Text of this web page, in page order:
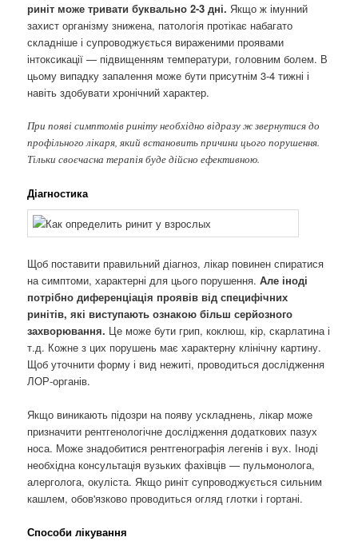
риніт може тривати буквально 2-3 дні. Якщо ж імунний
захист організму знижена, патологія протікає набагато
складніше і супроводжується вираженими проявами
інтоксикації — підвищенням температури, головним болем. В
цьому випадку запалення може бути присутнім 3-4 тижні і
навіть здобувати хронічний характер.
При появі симптомів риніту необхідно відразу ж звернутися до
профільного лікаря, який встановить причини цього порушення.
Тільки своєчасна терапія буде дійсно ефективною.
Діагностика
Щоб поставити правильний діагноз, лікар повинен спиратися
на симптоми, характерні для цього порушення.Але іноді
потрібно диференціація проявів від специфічних
ринітів, які виступають ознакою більш серйозного
захворювання. Це може бути грип, коклюш, кір, скарлатина і
т.д. Кожне з цих порушень має характерну клінічну картину.
Щоб уточнити форму і вид нежиті, проводиться дослідження
ЛОР-органів.
Якщо виникають підозри на появу ускладнень, лікар може
призначити рентгенологічне дослідження додаткових пазух
носа. Може знадобитися рентгенографія легенів і вух. Іноді
необхідна консультація вузьких фахівців — пульмонолога,
алерголога, окуліста. Якщо риніт супроводжується сильним
кашлем, обов'язково проводиться огляд глотки і гортані.
Способи лікування